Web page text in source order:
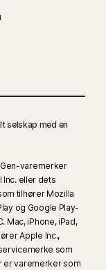
selskap med en
varemerker
eller dets
tilhører Mozilla
og Google Play-
Mac, iPhone, iPad,
Apple Inc.,
som
er varemerker som